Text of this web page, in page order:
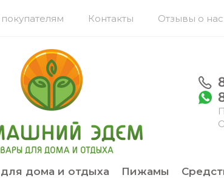
Контакты Отзывы о нас
для дома и отдыха Пижамы